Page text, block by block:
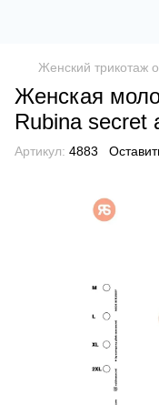
Женский трикотаж
Женская
Rubina secret
Артикул: 4883